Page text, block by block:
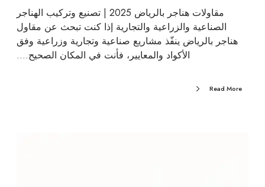
مقاولات هناجر بالرياض 2025 | تصنيع وتركيب الهناجر
الصناعية والزراعية والتجارية إذا كنت تبحث عن مقاول
هناجر بالرياض ينفّذ مشاريع صناعية وتجارية وزراعية وفق
الأكواد والمعايير، فأنت في المكان الصحيح.…
Read More